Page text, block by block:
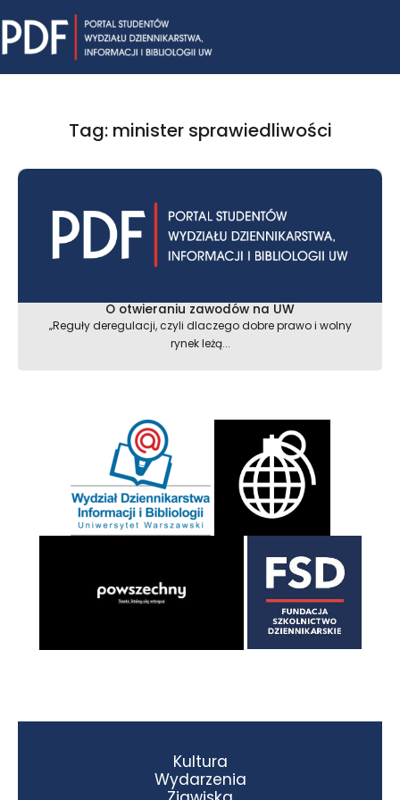
to
content
Tag: minister sprawiedliwości
O otwieraniu zawodów na UW
„Reguły deregulacji, czyli dlaczego dobre prawo i wolny
rynek leżą...
Kultura
Wydarzenia